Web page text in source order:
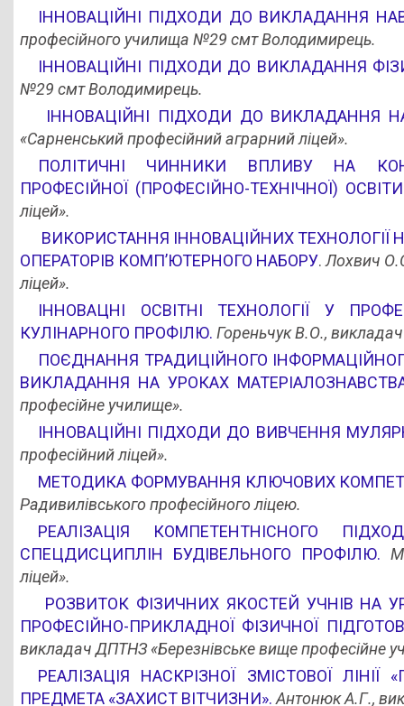
ІННОВАЦІЙНІ ПІДХОДИ ДО ВИКЛАДАННЯ
професійного училища №29 смт Володимирець.
ІННОВАЦІЙНІ ПІДХОДИ ДО ВИКЛАДАННЯ
№29 смт Володимирець.
ІННОВАЦІЙНІ ПІДХОДИ ДО ВИКЛАДАННЯ
«Сарненський професійний аграрний ліцей».
ПОЛІТИЧНІ ЧИННИКИ ВПЛИВУ НА
ПРОФЕСІЙНОЇ (ПРОФЕСІЙНО-ТЕХНІЧНОЇ)
ліцей».
ВИКОРИСТАННЯ ІННОВАЦІЙНИХ
ОПЕРАТОРІВ КОМП’ЮТЕРНОГО НАБОРУ. Лохвич
ліцей».
ІННОВАЦНІ ОСВІТНІ ТЕХНОЛОГІЇ У
КУЛІНАРНОГО ПРОФІЛЮ. Гореньчук В.О.,
ПОЄДНАННЯ ТРАДИЦІЙНОГО
ВИКЛАДАННЯ НА УРОКАХ
професійне училище».
ІННОВАЦІЙНІ ПІДХОДИ ДО ВИВЧЕННЯ
професійний ліцей».
МЕТОДИКА ФОРМУВАННЯ КЛЮЧОВИХ
Радивилівського професійного ліцею.
РЕАЛІЗАЦІЯ КОМПЕТЕНТНІСНОГО
СПЕЦДИСЦИПЛІН БУДІВЕЛЬНОГО ПРОФІЛЮ.
ліцей».
РОЗВИТОК ФІЗИЧНИХ ЯКОСТЕЙ УЧНІВ НА
ПРОФЕСІЙНО-ПРИКЛАДНОЇ ФІЗИЧНОЇ
викладач ДПТНЗ «Березнівське вище професійне
РЕАЛІЗАЦІЯ НАСКРІЗНОЇ ЗМІСТОВОЇ
ПРЕДМЕТА «ЗАХИСТ ВІТЧИЗНИ». Антонюк А.Г.,